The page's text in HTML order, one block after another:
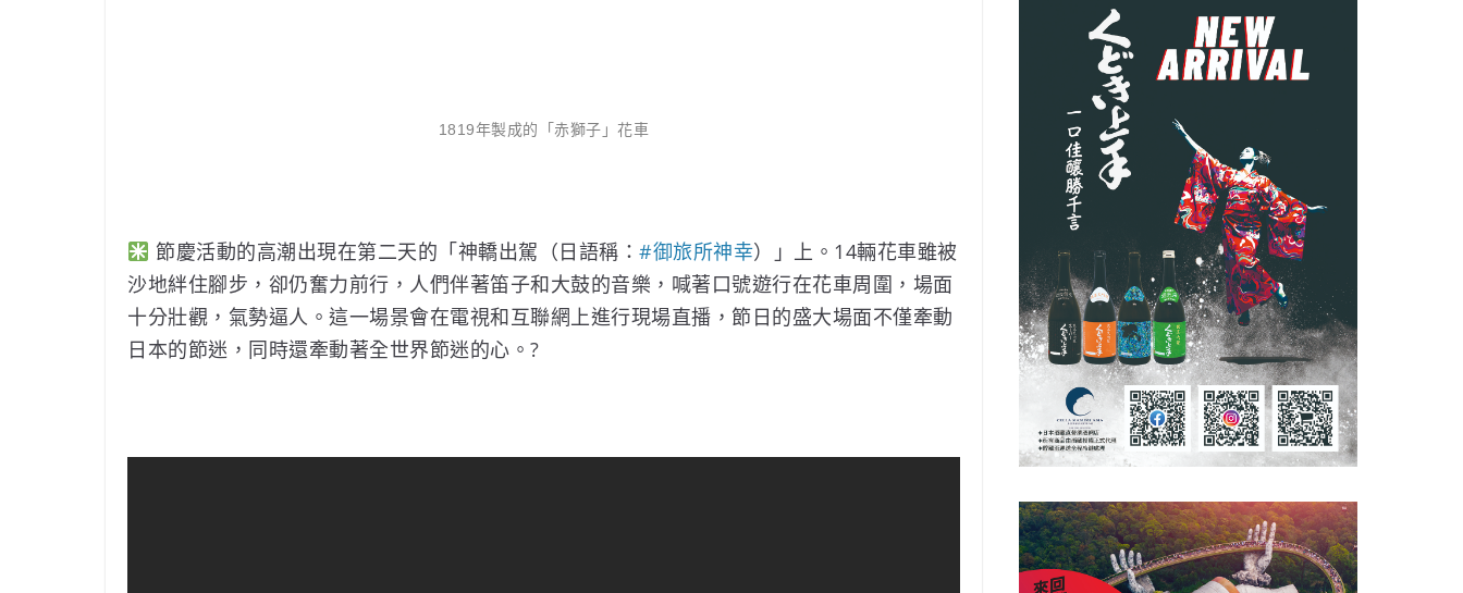
1819年製成的「赤獅子」花車
節慶活動的高潮出現在第二天的「神轎出駕（日語稱： #御旅所神幸）」上。14輛花車雖被
沙地絆住腳步，卻仍奮力前行，人們伴著笛子和大鼓的音樂，喊著口號遊行在花車周圍，場面
十分壯觀，氣勢逼人。這一場景會在電視和互聯網上進行現場直播，節日的盛大場面不僅牽動
日本的節迷，同時還牽動著全世界節迷的心。 ?